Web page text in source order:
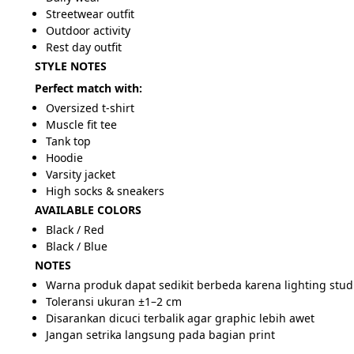
Streetwear outfit
Outdoor activity
Rest day outfit
STYLE NOTES
Perfect match with:
Oversized t-shirt
Muscle fit tee
Tank top
Hoodie
Varsity jacket
High socks & sneakers
AVAILABLE COLORS
Black / Red
Black / Blue
NOTES
Warna produk dapat sedikit berbeda karena lighting
Toleransi ukuran ±1–2 cm
Disarankan dicuci terbalik agar graphic lebih awet
Jangan setrika langsung pada bagian print